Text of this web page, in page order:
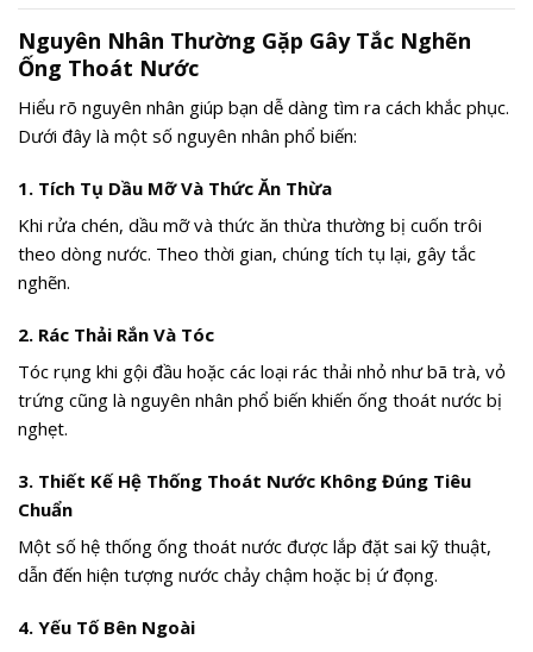
Nguyên Nhân Thường Gặp Gây Tắc Nghẽn
Ống Thoát Nước
Hiểu rõ nguyên nhân giúp bạn dễ dàng tìm ra cách khắc phục.
Dưới đây là một số nguyên nhân phổ biến:
1. Tích Tụ Dầu Mỡ Và Thức Ăn Thừa
Khi rửa chén, dầu mỡ và thức ăn thừa thường bị cuốn trôi
theo dòng nước. Theo thời gian, chúng tích tụ lại, gây tắc
nghẽn.
2. Rác Thải Rắn Và Tóc
Tóc rụng khi gội đầu hoặc các loại rác thải nhỏ như bã trà, vỏ
trứng cũng là nguyên nhân phổ biến khiến ống thoát nước bị
nghẹt.
3. Thiết Kế Hệ Thống Thoát Nước Không Đúng Tiêu
Chuẩn
Một số hệ thống ống thoát nước được lắp đặt sai kỹ thuật,
dẫn đến hiện tượng nước chảy chậm hoặc bị ứ đọng.
4. Yếu Tố Bên Ngoài